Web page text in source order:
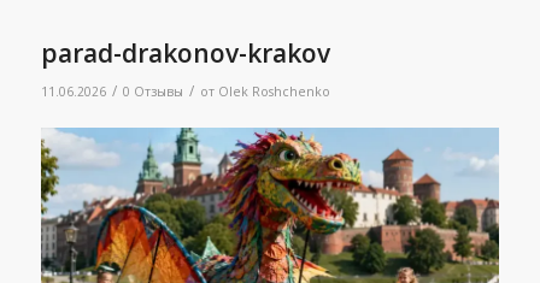
parad-drakonov-krakov
11.06.2026 / 0 Отзывы / от Olek Roshchenko